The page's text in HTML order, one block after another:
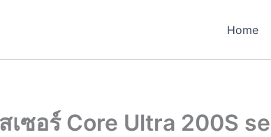
Home
เซอร์ Core Ultra 200S